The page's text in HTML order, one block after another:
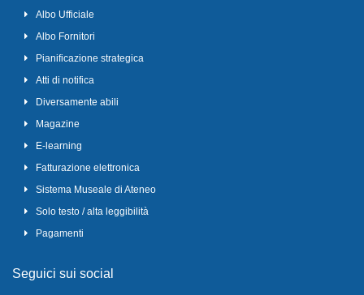
Albo Ufficiale
Albo Fornitori
Pianificazione strategica
Atti di notifica
Diversamente abili
Magazine
E-learning
Fatturazione elettronica
Sistema Museale di Ateneo
Solo testo / alta leggibilità
Pagamenti
Seguici sui social